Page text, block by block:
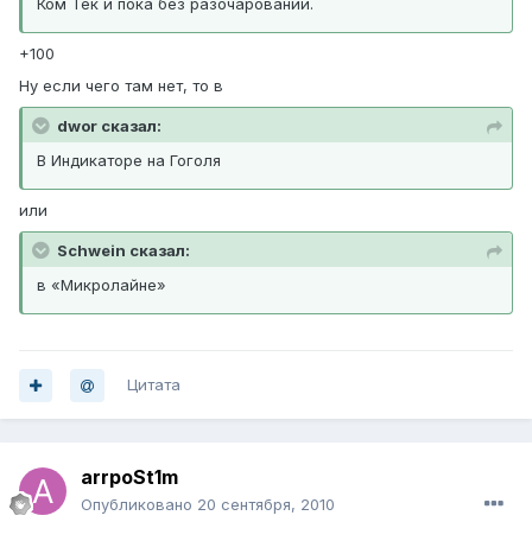
Ком Тек и пока без разочарований.
+100
Ну если чего там нет, то в
dwor сказал:
В Индикаторе на Гоголя
или
Schwein сказал:
в «Микролайне»
Цитата
arrpoSt1m
Опубликовано 20 сентября, 2010